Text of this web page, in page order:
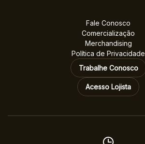
Fale Conosco
Comercialização
Merchandising
Política de Privacidade
Trabalhe Conosco
Acesso Lojista